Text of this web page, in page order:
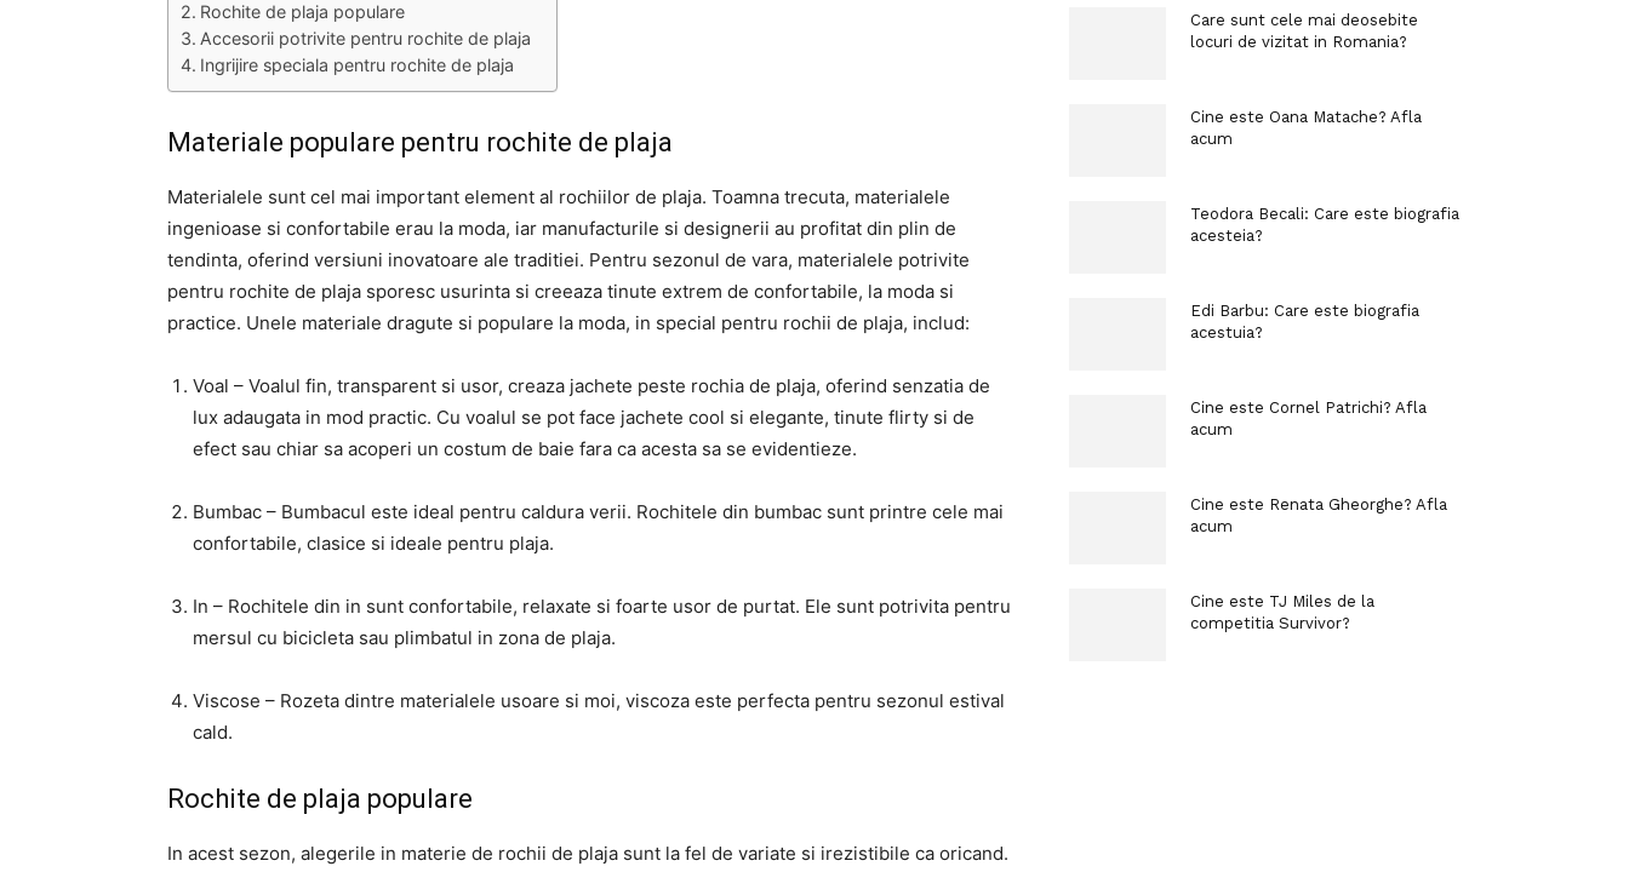
Rochite de plaja populare
Accesorii potrivite pentru rochite de plaja
Ingrijire speciala pentru rochite de plaja
Materiale populare pentru rochite de plaja
Materialele sunt cel mai important element al rochiilor de plaja. Toamna trecuta, materialele
ingenioase si confortabile erau la moda, iar manufacturile si designerii au profitat din plin de
tendinta, oferind versiuni inovatoare ale traditiei. Pentru sezonul de vara, materialele potrivite
pentru rochite de plaja sporesc usurinta si creeaza tinute extrem de confortabile, la moda si
practice. Unele materiale dragute si populare la moda, in special pentru rochii de plaja, includ:
Voal – Voalul fin, transparent si usor, creaza jachete peste rochia de plaja, oferind senzatia de
lux adaugata in mod practic. Cu voalul se pot face jachete cool si elegante, tinute flirty si de
efect sau chiar sa acoperi un costum de baie fara ca acesta sa se evidentieze.
Bumbac – Bumbacul este ideal pentru caldura verii. Rochitele din bumbac sunt printre cele mai
confortabile, clasice si ideale pentru plaja.
In – Rochitele din in sunt confortabile, relaxate si foarte usor de purtat. Ele sunt potrivita pentru
mersul cu bicicleta sau plimbatul in zona de plaja.
Viscose – Rozeta dintre materialele usoare si moi, viscoza este perfecta pentru sezonul estival
cald.
Rochite de plaja populare
In acest sezon, alegerile in materie de rochii de plaja sunt la fel de variate si irezistibile ca oricand.
Care sunt cele mai deosebite
locuri de vizitat in Romania?
Cine este Oana Matache? Afla
acum
Teodora Becali: Care este biografia
acesteia?
Edi Barbu: Care este biografia
acestuia?
Cine este Cornel Patrichi? Afla
acum
Cine este Renata Gheorghe? Afla
acum
Cine este TJ Miles de la
competitia Survivor?